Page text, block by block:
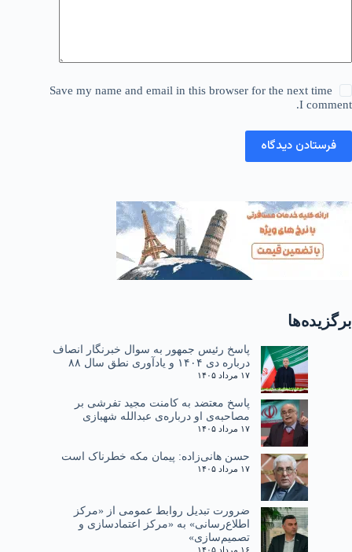
Save my name and email in this browser for the next time
I comment.
فرستادن دیدگاه
برگزیده‌ها
پاسخ رئیس جمهور به سوال خبرنگار انصاف
درباره دی ۱۴۰۴ و یادآوری نطق سال ۸۸
۱۷ مرداد ۱۴۰۵
پاسخ معتضد به کامنت مجید تفرشی بر
مصاحبه‌ی او درباره‌ی عبدالله شهبازی
۱۷ مرداد ۱۴۰۵
حسن هانی‌زاده: پیمان مکه خطرناک است
۱۷ مرداد ۱۴۰۵
ضرورت تبدیل روابط عمومی از «مرکز
اطلاع‌رسانی» به «مرکز اعتمادسازی و
تصمیم‌سازی»
۱۶ مرداد ۱۴۰۵